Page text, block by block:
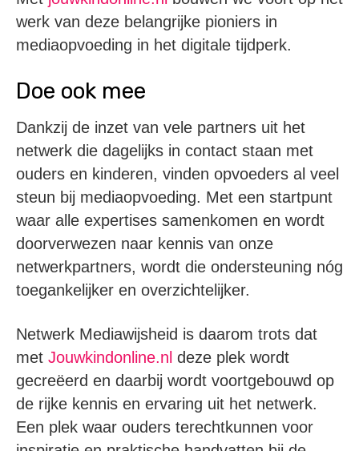
werk van deze belangrijke pioniers in
mediaopvoeding in het digitale tijdperk.
Doe ook mee
Dankzij de inzet van vele partners uit het
netwerk die dagelijks in contact staan met
ouders en kinderen, vinden opvoeders al veel
steun bij mediaopvoeding. Met een startpunt
waar alle expertises samenkomen en wordt
doorverwezen naar kennis van onze
netwerkpartners, wordt die ondersteuning nóg
toegankelijker en overzichtelijker.
Netwerk Mediawijsheid is daarom trots dat
met Jouwkindonline.nl deze plek wordt
gecreëerd en daarbij wordt voortgebouwd op
de rijke kennis en ervaring uit het netwerk.
Een plek waar ouders terechtkunnen voor